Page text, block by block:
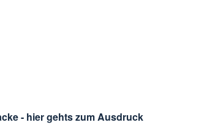
- hier gehts zum Ausdruck